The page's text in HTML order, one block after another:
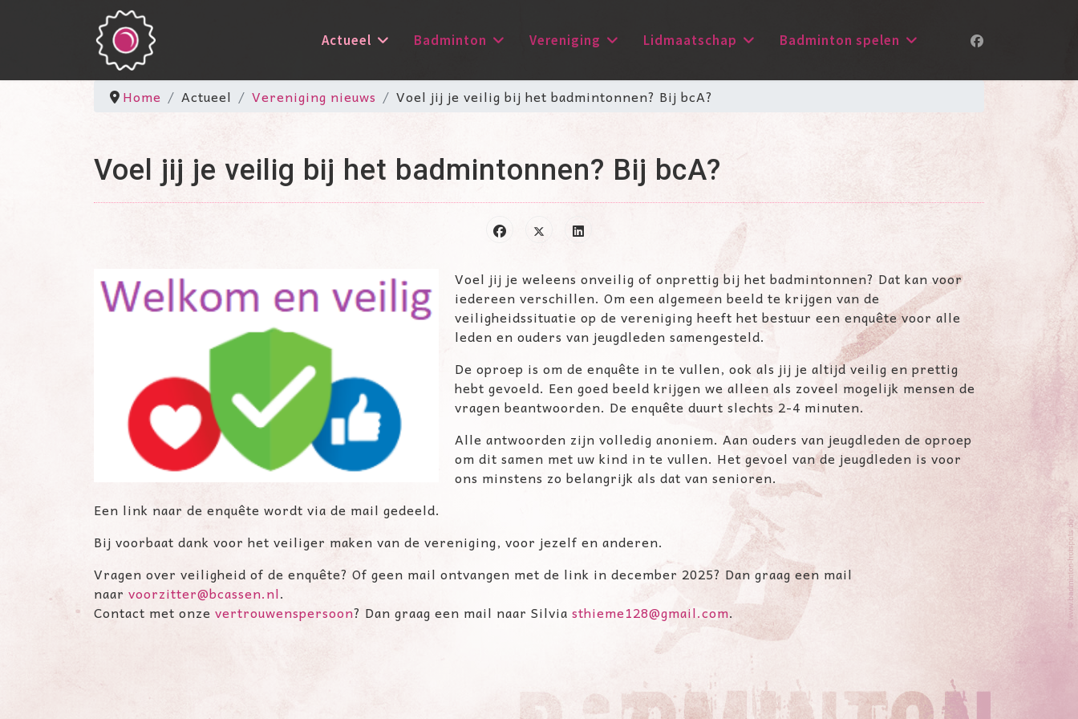
Actueel Badminton Vereniging Lidmaatschap Badminton spelen
Home Actueel Vereniging nieuws Voel jij je veilig bij het badmintonnen? Bij bcA?
Voel jij je veilig bij het badmintonnen? Bij bcA?
Voel jij je weleens onveilig of onprettig bij het badmintonnen? Dat kan voor
iedereen verschillen. Om een algemeen beeld te krijgen van de
veiligheidssituatie op de vereniging heeft het bestuur een enquête voor alle
leden en ouders van jeugdleden samengesteld.
De oproep is om de enquête in te vullen, ook als jij je altijd veilig en prettig
hebt gevoeld. Een goed beeld krijgen we alleen als zoveel mogelijk mensen de
vragen beantwoorden. De enquête duurt slechts 2-4 minuten.
Alle antwoorden zijn volledig anoniem. Aan ouders van jeugdleden de oproep
om dit samen met uw kind in te vullen. Het gevoel van de jeugdleden is voor
ons minstens zo belangrijk als dat van senioren.
Een link naar de enquête wordt via de mail gedeeld.
Bij voorbaat dank voor het veiliger maken van de vereniging, voor jezelf en anderen.
Vragen over veiligheid of de enquête? Of geen mail ontvangen met de link in december 2025? Dan graag een mail
naar voorzitter@bcassen.nl.
Contact met onze vertrouwenspersoon? Dan graag een mail naar Silvia sthieme128@gmail.com.